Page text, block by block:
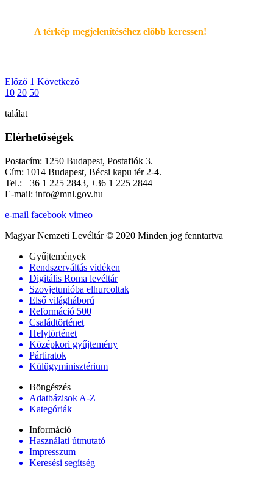
A térkép megjelenítéséhez elöbb keressen!
Előző 1 Következő
10 20 50
találat
Elérhetőségek
Postacím: 1250 Budapest, Postafiók 3.
Cím: 1014 Budapest, Bécsi kapu tér 2-4.
Tel.: +36 1 225 2843, +36 1 225 2844
E-mail: info@mnl.gov.hu
e-mail facebook vimeo
Magyar Nemzeti Levéltár © 2020 Minden jog fenntartva
Gyűjtemények
Rendszerváltás vidéken
Digitális Roma levéltár
Szovjetunióba elhurcoltak
Első világháború
Reformáció 500
Családtörténet
Helytörténet
Középkori gyűjtemény
Pártiratok
Külügyminisztérium
Böngészés
Adatbázisok A-Z
Kategóriák
Információ
Használati útmutató
Impresszum
Keresési segítség